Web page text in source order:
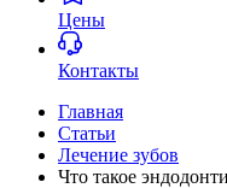
Цены
Контакты
Главная
Статьи
Лечение зубов
Что такое